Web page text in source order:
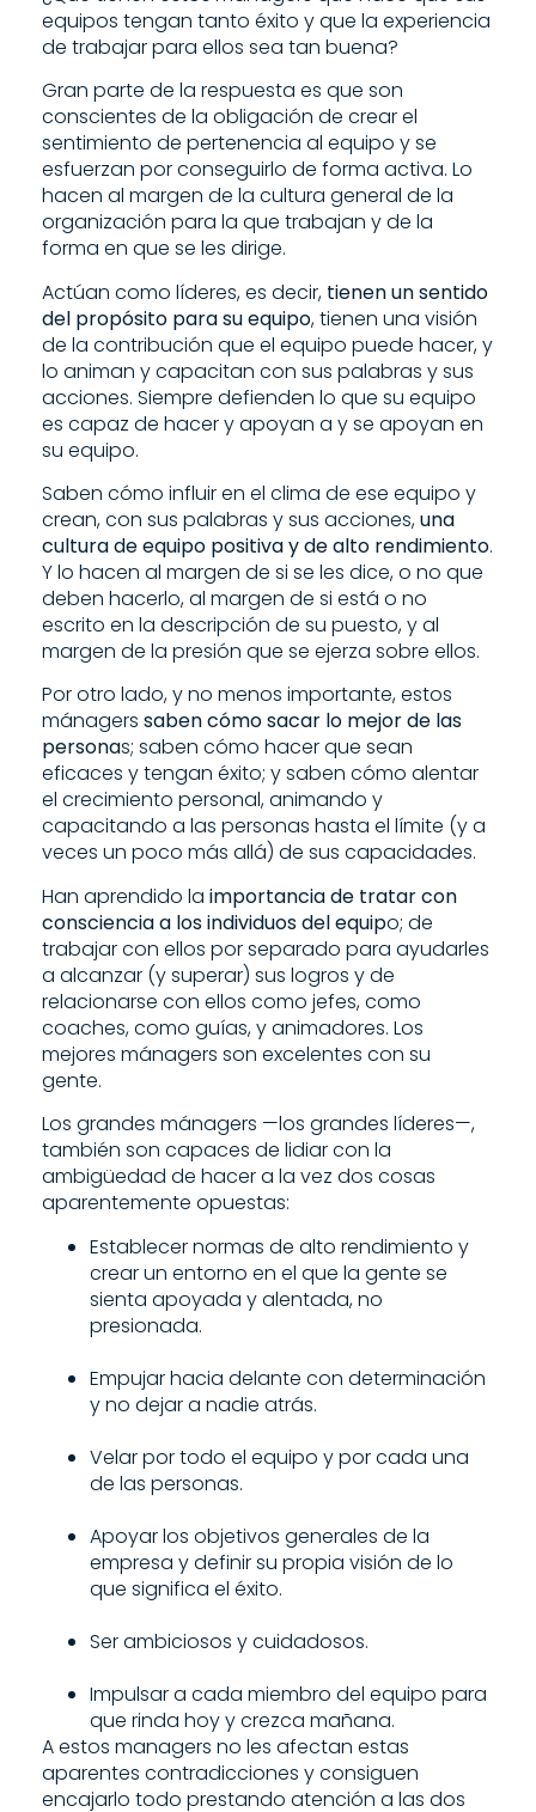
equipos tengan tanto éxito y que la experiencia
de trabajar para ellos sea tan buena?
Gran parte de la respuesta es que son
conscientes de la obligación de crear el
sentimiento de pertenencia al equipo y se
esfuerzan por conseguirlo de forma activa. Lo
hacen al margen de la cultura general de la
organización para la que trabajan y de la
forma en que se les dirige.
Actúan como líderes, es decir, tienen un sentido
del propósito para su equipo, tienen una visión
de la contribución que el equipo puede hacer, y
lo animan y capacitan con sus palabras y sus
acciones. Siempre defienden lo que su equipo
es capaz de hacer y apoyan a y se apoyan en
su equipo.
Saben cómo influir en el clima de ese equipo y
crean, con sus palabras y sus acciones,una
cultura de equipo positiva y de alto rendimiento.
Y lo hacen al margen de si se les dice, o no que
deben hacerlo, al margen de si está o no
escrito en la descripción de su puesto, y al
margen de la presión que se ejerza sobre ellos.
Por otro lado, y no menos importante, estos
mánagers saben cómo sacar lo mejor de las
personas; saben cómo hacer que sean
eficaces y tengan éxito; y saben cómo alentar
el crecimiento personal, animando y
capacitando a las personas hasta el límite (y a
veces un poco más allá) de sus capacidades.
Han aprendido la importancia de tratar con
consciencia a los individuos del equipo; de
trabajar con ellos por separado para ayudarles
a alcanzar (y superar) sus logros y de
relacionarse con ellos como jefes, como
coaches, como guías, y animadores. Los
mejores mánagers son excelentes con su
gente.
Los grandes mánagers —los grandes líderes—,
también son capaces de lidiar con la
ambigüedad de hacer a la vez dos cosas
aparentemente opuestas:
Establecer normas de alto rendimiento y
crear un entorno en el que la gente se
sienta apoyada y alentada, no
presionada.
Empujar hacia delante con determinación
y no dejar a nadie atrás.
Velar por todo el equipo y por cada una
de las personas.
Apoyar los objetivos generales de la
empresa y definir su propia visión de lo
que significa el éxito.
Ser ambiciosos y cuidadosos.
Impulsar a cada miembro del equipo para
que rinda hoy y crezca mañana.
A estos managers no les afectan estas
aparentes contradicciones y consiguen
encajarlo todo prestando atención a las dos